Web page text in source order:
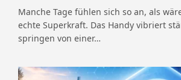
Manche Tage fühlen sich so an, als
echte Superkraft. Das Handy vibriert
springen von einer…